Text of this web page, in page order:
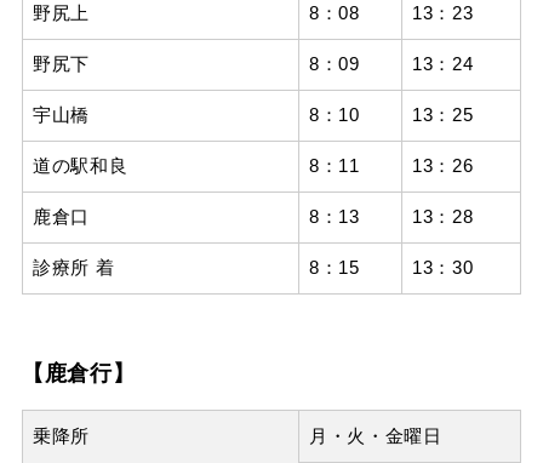
野尻上 8：08 13：23
野尻下 8：09 13：24
宇山橋 8：10 13：25
道の駅和良 8：11 13：26
鹿倉口 8：13 13：28
診療所 着 8：15 13：30
【鹿倉行】
乗降所 月・火・金曜日